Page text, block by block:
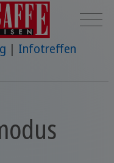
Infotreffen